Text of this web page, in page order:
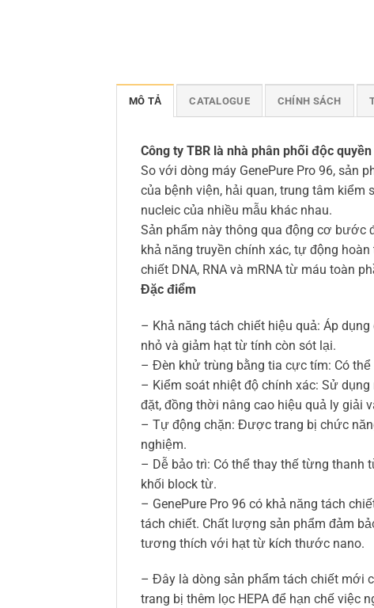
MÔ TẢ CATALOGUE CHÍNH SÁCH
Công ty TBR là nhà phân phối độc
So với dòng máy GenePure Pro 96, sản
của bệnh viện, hải quan, trung tâm
nucleic của nhiều mẫu khác nhau.
Sản phẩm này thông qua động cơ bước
khả năng truyền chính xác, tự động
chiết DNA, RNA và mRNA từ máu toàn
Đặc điểm
– Khả năng tách chiết hiệu quả: Áp
nhỏ và giảm hạt từ tính còn sót lại.
– Đèn khử trùng bằng tia cực tím: Có
– Kiểm soát nhiệt độ chính xác: Sử
đặt, đồng thời nâng cao hiệu quả ly giải
– Tự động chặn: Được trang bị chức
nghiệm.
– Dễ bảo trì: Có thể thay thế từng thanh
khối block từ.
– GenePure Pro 96 có khả năng tách
tách chiết. Chất lượng sản phẩm đảm
tương thích với hạt từ kích thước nano.
– Đây là dòng sản phẩm tách chiết mới
trang bị thêm lọc HEPA để hạn chế việc